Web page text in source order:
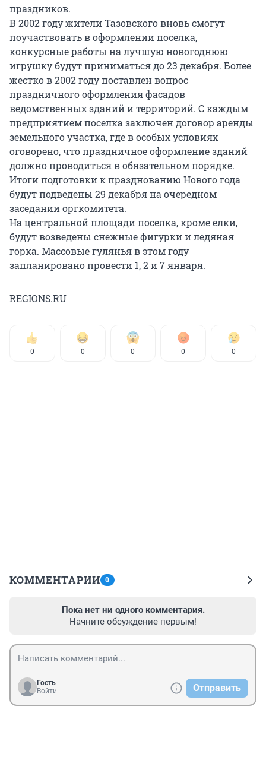
праздников.
В 2002 году жители Тазовского вновь смогут
поучаствовать в оформлении поселка,
конкурсные работы на лучшую новогоднюю
игрушку будут приниматься до 23 декабря. Более
жестко в 2002 году поставлен вопрос
праздничного оформления фасадов
ведомственных зданий и территорий. С каждым
предприятием поселка заключен договор аренды
земельного участка, где в особых условиях
оговорено, что праздничное оформление зданий
должно проводиться в обязательном порядке.
Итоги подготовки к празднованию Нового года
будут подведены 29 декабря на очередном
заседании оргкомитета.
На центральной площади поселка, кроме елки,
будут возведены снежные фигурки и ледяная
горка. Массовые гулянья в этом году
запланировано провести 1, 2 и 7 января.
REGIONS.RU
0 0 0 0 0
КОММЕНТАРИИ 0
Пока нет ни одного комментария.
Начните обсуждение первым!
Гость
Войти
Отправить